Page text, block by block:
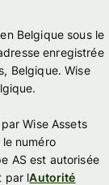
Belgique sous le
enregistrée
Belgique. Wise
Wise Assets
numéro
AS est autorisée
par lAutorité